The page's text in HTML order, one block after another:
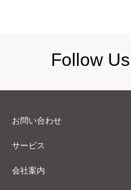
Follow
お問い合わせ
サービス
会社案内